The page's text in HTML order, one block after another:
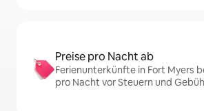
Preise pro Nacht ab
Ferienunterkünfte in Fort Myers
pro Nacht vor Steuern und